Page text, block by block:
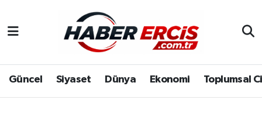
Güncel Siyaset Dünya Ekonomi Toplumsal